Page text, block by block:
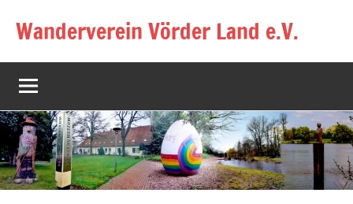
InhaltWanderverein Vörder Land e.V.